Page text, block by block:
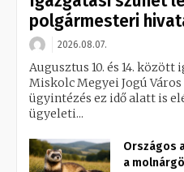
polgármesteri
2026.08.07.
Augusztus 10. és 14.
Miskolc Megyei Jogú
ügyintézés ez idő alatt is
ügyeleti...
Országos
a